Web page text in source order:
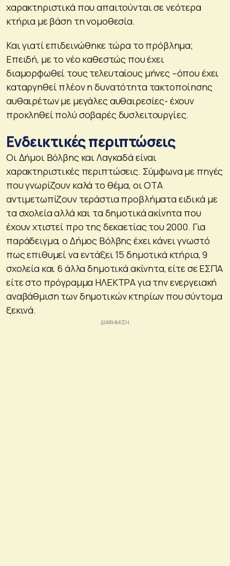
χαρακτηριστικά που απαιτούνται σε νεότερα
κτήρια με βάση τη νομοθεσία.
Και γιατί επιδεινώθηκε τώρα το πρόβλημα;
Επειδή, με το νέο καθεστώς που έχει
διαμορφωθεί τους τελευταίους μήνες –όπου έχει
καταργηθεί πλέον η δυνατότητα τακτοποίησης
αυθαιρέτων με μεγάλες αυθαιρεσίες- έχουν
προκληθεί πολύ σοβαρές δυσλειτουργίες.
Ενδεικτικές περιπτώσεις
Οι Δήμοι Βόλβης και Λαγκαδά είναι
χαρακτηριστικές περιπτώσεις. Σύμφωνα με πηγές
που γνωρίζουν καλά το θέμα, οι ΟΤΑ
αντιμετωπίζουν τεράστια προβλήματα ειδικά με
τα σχολεία αλλά και τα δημοτικά ακίνητα που
έχουν χτιστεί προ της δεκαετίας του 2000. Για
παράδειγμα, ο Δήμος Βόλβης έχει κάνει γνωστό
πως επιθυμεί να εντάξει 15 δημοτικά κτήρια, 9
σχολεία και 6 άλλα δημοτικά ακίνητα, είτε σε ΕΣΠΑ
είτε στο πρόγραμμα ΗΛΕΚΤΡΑ για την ενεργειακή
αναβάθμιση των δημοτικών κτηρίων που σύντομα
ξεκινά.